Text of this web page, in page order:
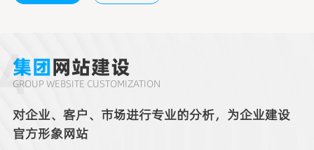
集团网站建设
GROUP WEBSITE CUSTOMIZATION
对企业、客户、市场进行专业的分析，为企业建设
官方形象网站